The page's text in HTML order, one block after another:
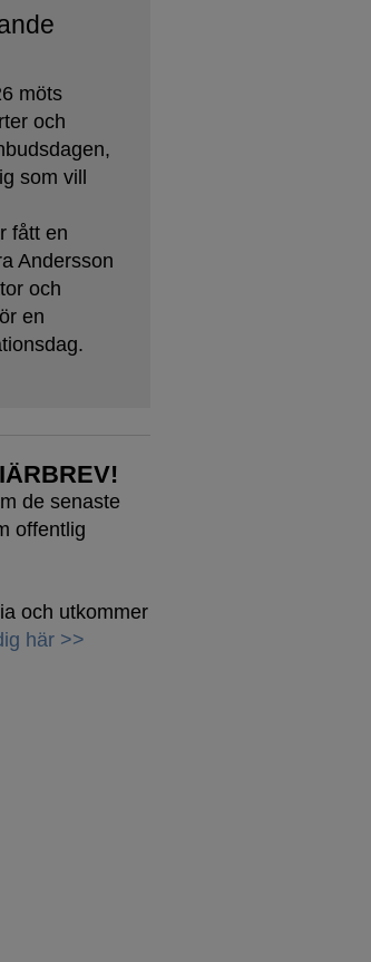
möts
och
som vill
fått en
Andersson
och
en
de senaste
offentlig
och utkommer
här >>